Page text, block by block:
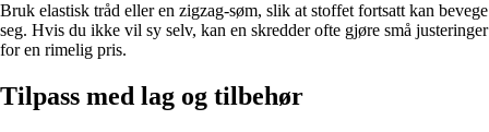
Bruk elastisk tråd eller en zigzag-søm, slik at stoffet fortsatt kan bevege
seg. Hvis du ikke vil sy selv, kan en skredder ofte gjøre små justeringer
for en rimelig pris.
Tilpass med lag og tilbehør